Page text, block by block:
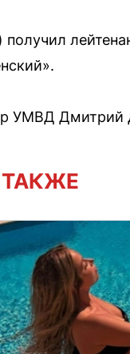
получил
УМВД Дмитрий
ТАКЖЕ